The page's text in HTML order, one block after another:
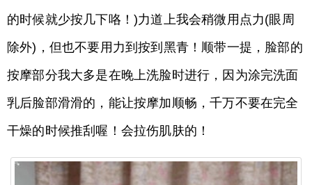
的时候就少按几下咯！)力道上我会稍微用点力(眼周
除外)，但也不要用力到按到黑青！顺带一提，脸部的
按摩部分我大多是在晚上洗脸时进行，因为涂完洗面
乳后脸部滑滑的，能让按摩加顺畅，千万不要在完全
干燥的时候推刮喔！会拉伤肌肤的！